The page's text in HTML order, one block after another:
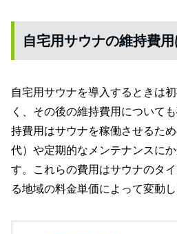
自宅用サウナの維持費
自宅用サウナを導入するときは
く、その後の維持費用について
持費用はサウナを稼働させるた
代）や定期的なメンテナンスに
す。これらの費用はサウナのタ
る地域の料金単価によって変動し